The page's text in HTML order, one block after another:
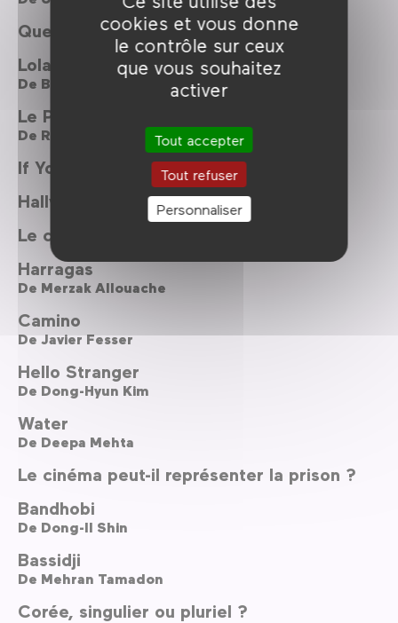
cookies et vous donne
le contrôle sur ceux
que vous souhaitez
activer
Tout accepter
Tout refuser
Personnaliser
Quelles images pour la crise ?
Lola
De Brillante Mendoza
Le Profit et rien d'autre
De Raoul Peck
If You Were Me
Hallyu, une vague coréenne
Le cinéma au secours de la planète ?
Harragas
De Merzak Allouache
Camino
De Javier Fesser
Hello Stranger
De Dong-Hyun Kim
Water
De Deepa Mehta
Le cinéma peut-il représenter la prison ?
Bandhobi
De Dong-Il Shin
Bassidji
De Mehran Tamadon
Corée, singulier ou pluriel ?